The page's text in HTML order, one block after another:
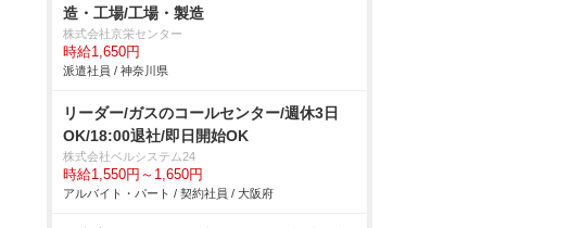
造・工場/工場・製造
株式会社京栄センター
時給1,650円
派遣社員 / 神奈川県
リーダー/ガスのコールセンター/週休3日
OK/18:00退社/即日開始OK
株式会社ベルシステム24
時給1,550円～1,650円
アルバイト・パート / 契約社員 / 大阪府